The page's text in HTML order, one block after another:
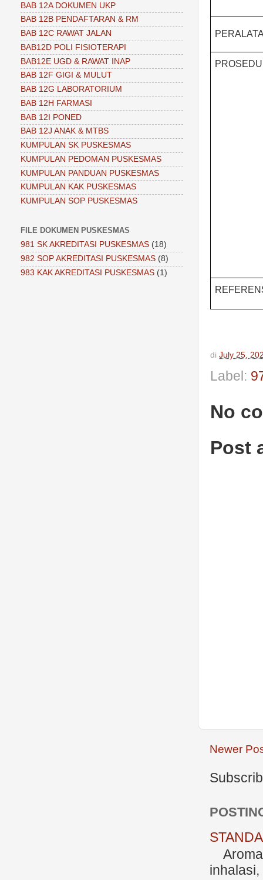
di July 25,
Label:
No
Post
Newer
BAB 12A DOKUMEN UKP
BAB 12B PENDAFTARAN & RM
BAB 12C RAWAT JALAN
BAB12D POLI FISIOTERAPI
BAB12E UGD & RAWAT INAP
BAB 12F GIGI & MULUT
BAB 12G LABORATORIUM
BAB 12H FARMASI
BAB 12I PONED
BAB 12J ANAK & MTBS
KUMPULAN SK PUSKESMAS
KUMPULAN PEDOMAN PUSKESMAS
KUMPULAN PANDUAN PUSKESMAS
KUMPULAN KAK PUSKESMAS
KUMPULAN SOP PUSKESMAS
FILE DOKUMEN PUSKESMAS
981 SK AKREDITASI PUSKESMAS (18)
982 SOP AKREDITASI PUSKESMAS (8)
983 KAK AKREDITASI PUSKESMAS (1)